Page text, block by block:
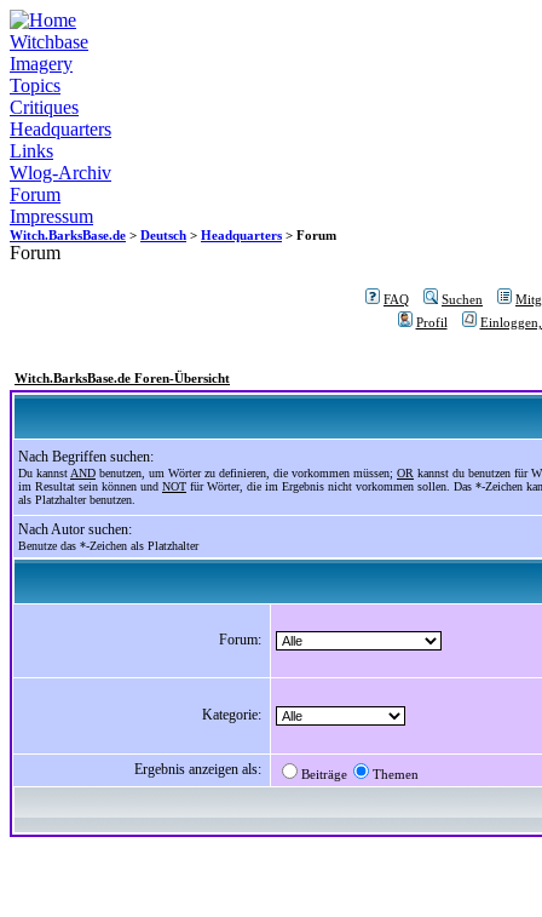
Witchbase
Imagery
Topics
Critiques
Headquarters
Links
Wlog-Archiv
Forum
Impressum
Witch.BarksBase.de > Deutsch > Headquarters > Forum
Forum
FAQ Suchen
Profil
Witch.BarksBase.de Foren-Übersicht
Nach Begriffen suchen:
Du kannst AND benutzen, um Wörter zu definieren, die vorkommen müssen; OR kannst du benutzen für
im Resultat sein können und NOT für Wörter, die im Ergebnis nicht vorkommen sollen. Das *-Zeichen
als Platzhalter benutzen.
Nach Autor suchen:
Benutze das *-Zeichen als Platzhalter
Forum:
Kategorie:
Ergebnis anzeigen als: Beiträge Themen